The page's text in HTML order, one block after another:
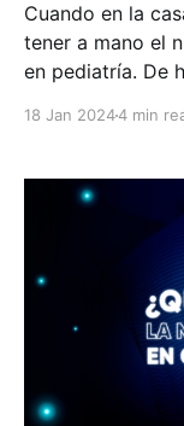
Cuando en la
tener a mano el
en pediatría. De hecho, lo mejor es tener un médico
18 Jan 20244 min